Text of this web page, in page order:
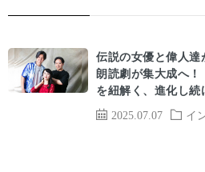
2025.07.07 イ
伝説の女優と偉人
朗読劇が集大成へ
を紐解く、進化し続